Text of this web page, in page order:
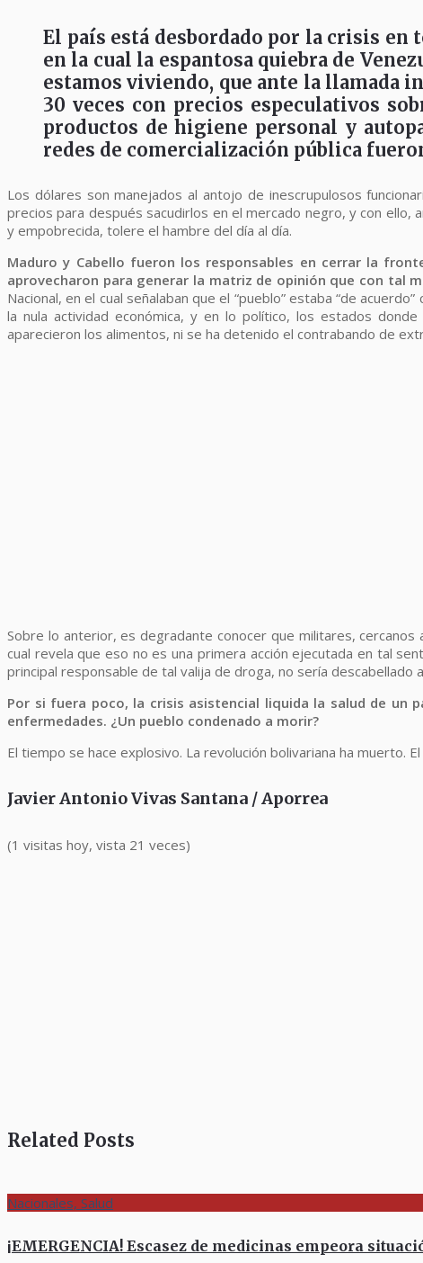
El país está desbordado por la crisis
en la cual la espantosa quiebra de
estamos viviendo, que ante la llamada
30 veces con precios especulativos
productos de higiene personal y
redes de comercialización pública
Los dólares son manejados al antojo de inescrupulosos
precios para después sacudirlos en el mercado negro, y con ello,
y empobrecida, tolere el hambre del día al día.
Maduro y Cabello fueron los responsables en cerrar la
aprovecharon para generar la matriz de opinión que con tal
Nacional, en el cual señalaban que el “pueblo” estaba “de
la nula actividad económica, y en lo político, los estados
aparecieron los alimentos, ni se ha detenido el contrabando de
Sobre lo anterior, es degradante conocer que militares,
cual revela que eso no es una primera acción ejecutada en tal
principal responsable de tal valija de droga, no sería
Por si fuera poco, la crisis asistencial liquida la salud de un
enfermedades. ¿Un pueblo condenado a morir?
El tiempo se hace explosivo. La revolución bolivariana ha muerto.
Javier Antonio Vivas Santana / Aporrea
(1 visitas hoy, vista 21 veces)
Related Posts
Nacionales, Salud
¡EMERGENCIA! Escasez de medicinas empeora